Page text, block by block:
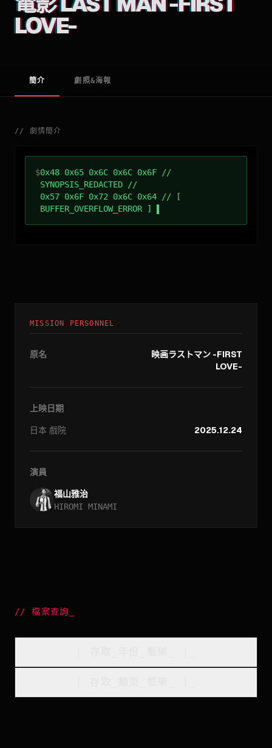
LOVE-
簡介 劇照&海報
// 劇情簡介
$0x48 0x65 0x6C 0x6C 0x6F //
SYNOPSIS_REDACTED //
0x57 0x6F 0x72 0x6C 0x64 // [
BUFFER_OVERFLOW_ERROR ]
MISSION PERSONNEL
原名
映画ラストマン -FIRST
LOVE-
上映日期
日本 戲院 2025.12.24
演員
福山雅治
HIROMI MINAMI
//檔案查詢